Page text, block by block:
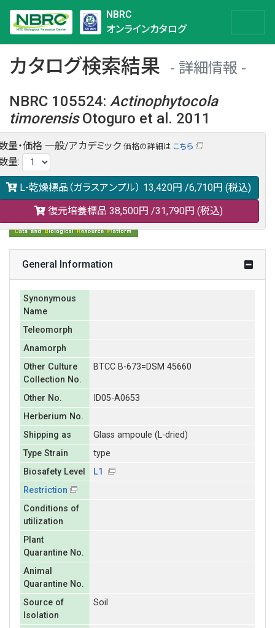
NBRC
オンラインカタログ
カタログ検索結果
詳細情報
NBRC 105524: Actinophytocola
timorensisOtoguro et al. 2011
NBRC 105524の情報や関連データは以下のバナー(DBRP)か
らご覧ください。
日本語での検索も可能です。
量・価格 一般/アカデミック 価格の詳細は こちら
量:
L-乾燥標品（ガラスアンプル） 13,420円 /6,710円 (税込)
復元培養標品 38,500円 /31,790円 (税込)
General Information
Synonymous
Name
Teleomorph
Anamorph
Other Culture
Collection No.
BTCC B-673=DSM 45660
Other No.
ID05-A0653
Herberium No.
Shipping as
Glass ampoule (L-dried)
Type Strain
type
Biosafety Level
L1
Restriction
Conditions of
utilization
Plant
Quarantine No.
Animal
Quarantine No.
Source of
Isolation
Soil